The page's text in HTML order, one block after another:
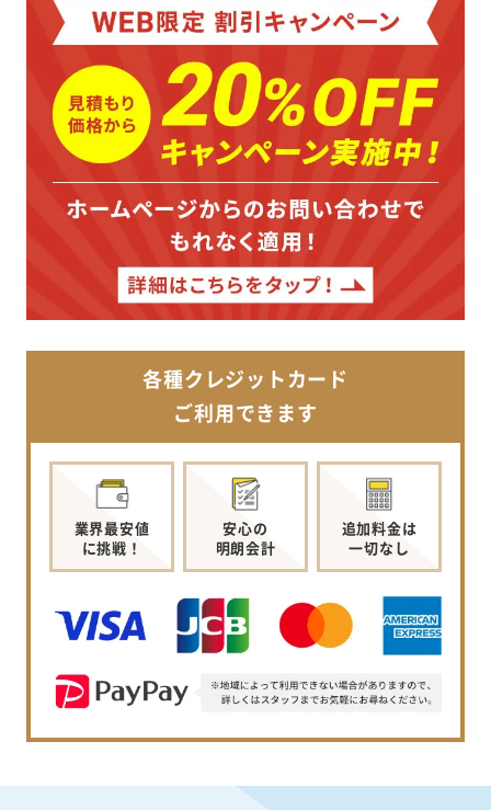
各種クレジットカード
ご利用できます
業界最安値
に挑戦！
安心の
明朗会計
追加料金は
一切なし